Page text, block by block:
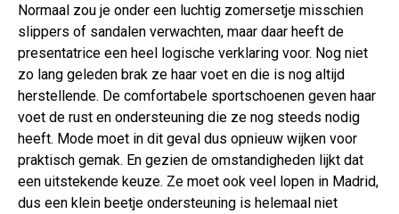
Normaal zou je onder een luchtig zomersetje misschien
slippers of sandalen verwachten, maar daar heeft de
presentatrice een heel logische verklaring voor. Nog niet
zo lang geleden brak ze haar voet en die is nog altijd
herstellende. De comfortabele sportschoenen geven haar
voet de rust en ondersteuning die ze nog steeds nodig
heeft. Mode moet in dit geval dus opnieuw wijken voor
praktisch gemak. En gezien de omstandigheden lijkt dat
een uitstekende keuze. Ze moet ook veel lopen in Madrid,
dus een klein beetje ondersteuning is helemaal niet